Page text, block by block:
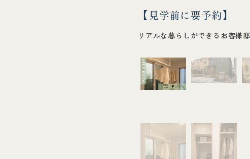
【見学前に要予約】
リアルな暮らしができるお客様邸